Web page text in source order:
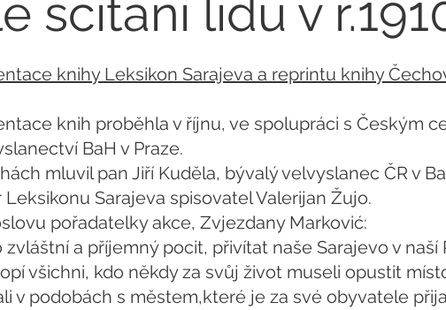
sčítání lidu v
knihy Leksikon Sarajeva a reprintu knihy
knih proběhla v říjnu, ve spolupráci s Českým
BaH v Praze.
mluvil pan Jiří Kuděla, bývalý velvyslanec ČR v
Leksikonu Sarajeva spisovatel Valerijan Žujo.
pořadatelky akce, Zvjezdany Marković:
zvláštní a příjemný pocit, přivítat naše Sarajevo v
všichni, kdo někdy za svůj život museli opustit
v podobách s městem,které je za své obyvatele